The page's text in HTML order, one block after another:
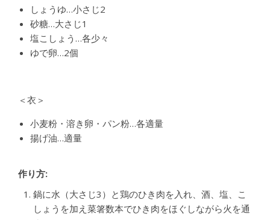
しょうゆ…小さじ2
砂糖…大さじ1
塩こしょう…各少々
ゆで卵…2個
＜衣＞
小麦粉・溶き卵・パン粉…各適量
揚げ油…適量
作り方:
鍋に水（大さじ3）と鶏のひき肉を入れ、酒、塩、こ
しょうを加え菜箸数本でひき肉をほぐしながら火を通